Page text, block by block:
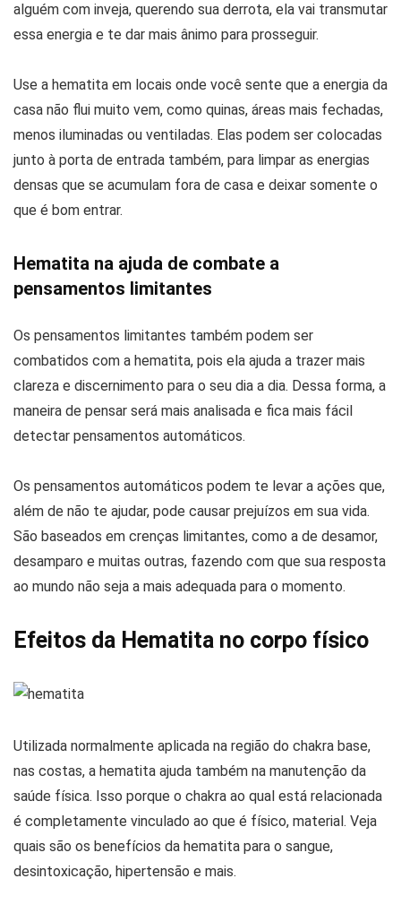
alguém com inveja, querendo sua derrota, ela vai transmutar
essa energia e te dar mais ânimo para prosseguir.
Use a hematita em locais onde você sente que a energia da
casa não flui muito vem, como quinas, áreas mais fechadas,
menos iluminadas ou ventiladas. Elas podem ser colocadas
junto à porta de entrada também, para limpar as energias
densas que se acumulam fora de casa e deixar somente o
que é bom entrar.
Hematita na ajuda de combate a
pensamentos limitantes
Os pensamentos limitantes também podem ser
combatidos com a hematita, pois ela ajuda a trazer mais
clareza e discernimento para o seu dia a dia. Dessa forma, a
maneira de pensar será mais analisada e fica mais fácil
detectar pensamentos automáticos.
Os pensamentos automáticos podem te levar a ações que,
além de não te ajudar, pode causar prejuízos em sua vida.
São baseados em crenças limitantes, como a de desamor,
desamparo e muitas outras, fazendo com que sua resposta
ao mundo não seja a mais adequada para o momento.
Efeitos da Hematita no corpo físico
Utilizada normalmente aplicada na região do chakra base,
nas costas, a hematita ajuda também na manutenção da
saúde física. Isso porque o chakra ao qual está relacionada
é completamente vinculado ao que é físico, material. Veja
quais são os benefícios da hematita para o sangue,
desintoxicação, hipertensão e mais.